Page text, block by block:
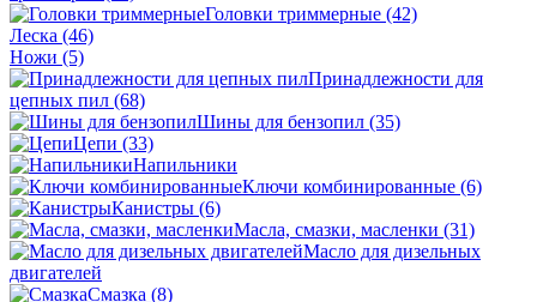
Головки триммерные (42)
Леска (46)
Ножи (5)
Принадлежности для
цепных пил (68)
Шины для бензопил (35)
Цепи (33)
Напильники
Ключи комбинированные (6)
Канистры (6)
Масла, смазки, масленки (31)
Масло для дизельных
двигателей
Смазка (8)